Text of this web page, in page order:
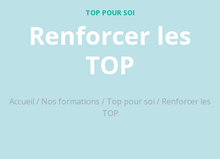
TOP POUR SOI
Renforcer les
TOP
Accueil / Nos formations / Top pour soi / Renforcer les
TOP